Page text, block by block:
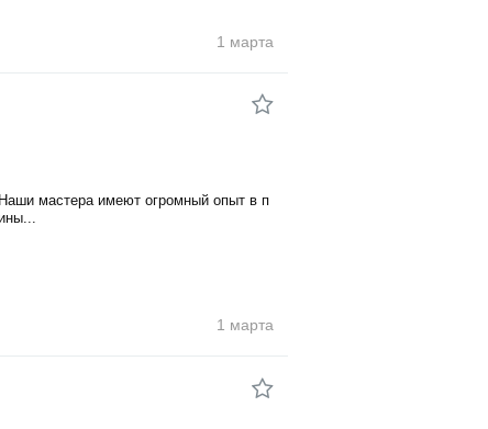
1 марта
мастера имеют огромный опыт в п
1 марта